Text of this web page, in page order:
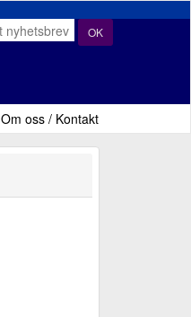
OK
Om oss / Kontakt